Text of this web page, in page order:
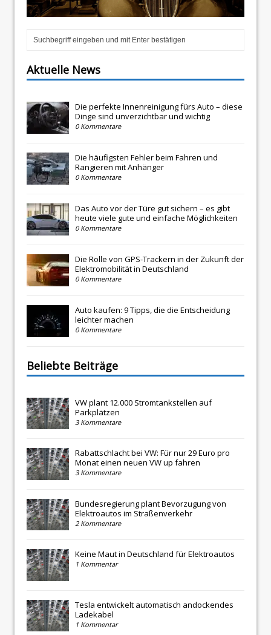
Aktuelle News
Die perfekte Innenreinigung fürs Auto – diese
Dinge sind unverzichtbar und wichtig
0 Kommentare
Die häufigsten Fehler beim Fahren und
Rangieren mit Anhänger
0 Kommentare
Das Auto vor der Türe gut sichern – es gibt
heute viele gute und einfache Möglichkeiten
0 Kommentare
Die Rolle von GPS-Trackern in der Zukunft der
Elektromobilität in Deutschland
0 Kommentare
Auto kaufen: 9 Tipps, die die Entscheidung
leichter machen
0 Kommentare
Beliebte Beiträge
VW plant 12.000 Stromtankstellen auf
Parkplätzen
3 Kommentare
Rabattschlacht bei VW: Für nur 29 Euro pro
Monat einen neuen VW up fahren
3 Kommentare
Bundesregierung plant Bevorzugung von
Elektroautos im Straßenverkehr
2 Kommentare
Keine Maut in Deutschland für Elektroautos
1 Kommentar
Tesla entwickelt automatisch andockendes
Ladekabel
1 Kommentar